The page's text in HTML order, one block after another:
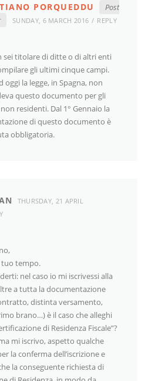
PORQUEDDU
Post
SUNDAY, 6 MARCH 2016 REPLY
sei titolare di ditte o di altri enti
gli ultimi cinque campi.
oggi la legge, in Spagna, non
questo documento per gli
residenti. Dal 1° Gennaio la
di questo documento è
obbligatoria.
THURSDAY, 21 APRIL
tuo tempo.
nel caso io mi iscrivessi alla
a tutta la documentazione
distinta versamento,
brano…) è il caso che alleghi
di Residenza Fiscale”?
mi iscrivo, aspetto qualche
la conferma dell’iscrizione e
la conseguente richiesta di